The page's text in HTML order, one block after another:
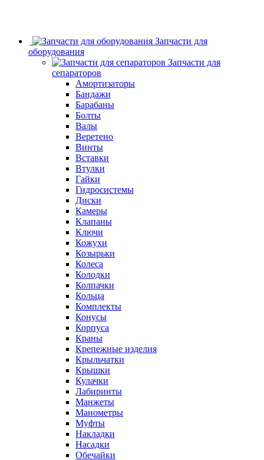
Запчасти для
оборудования
Запчасти для
сепараторов
Амортизаторы
Бандажи
Барабаны
Болты
Валы
Веретено
Винты
Вставки
Втулки
Гайки
Гидросистемы
Диски
Камеры
Клапаны
Ключи
Кожухи
Козырьки
Колеса
Колодки
Колпачки
Кольца
Комплекты
Конусы
Корпуса
Краны
Крепежные изделия
Крыльчатки
Крышки
Кулачки
Лабиринты
Манжеты
Манометры
Муфты
Накладки
Насадки
Обечайки